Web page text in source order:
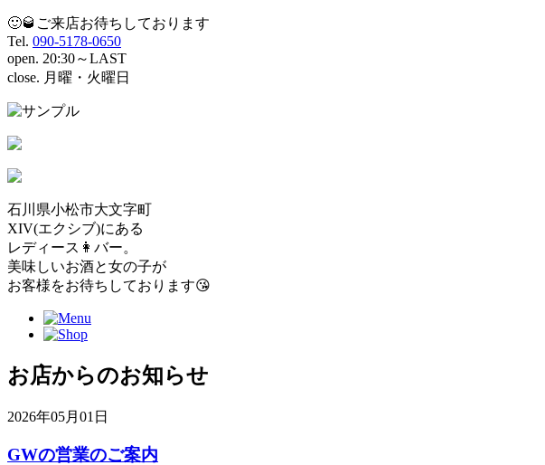
🙂🥃ご来店お待ちしております
Tel. 090-5178-0650
open. 20:30～LAST
close. 月曜・火曜日
石川県小松市大文字町
XIV(エクシブ)にある
レディース👩バー。
美味しいお酒と女の子が
お客様をお待ちしております😘
お店からのお知らせ
2026年05月01日
GWの営業のご案内